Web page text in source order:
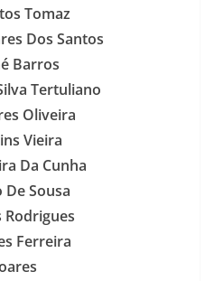
Tomaz
Dos Santos
Barros
Tertuliano
Oliveira
Vieira
Da Cunha
De Sousa
Rodrigues
Ferreira